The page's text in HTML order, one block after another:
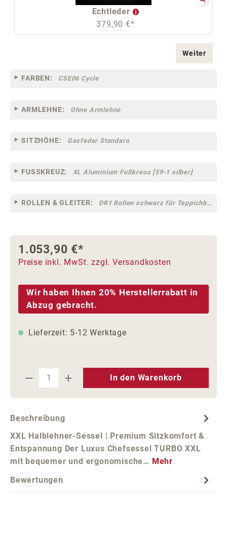
Echtleder
379,90 €*
Weiter
FARBEN: CSE06 Cycle
ARMLEHNE: Ohne Armlehne
SITZHÖHE: Gasfeder Standard
FUSSKREUZ: XL Aluminium Fußkreuz [59-1 silber]
ROLLEN & GLEITER: DR1 Rollen schwarz für Teppichböden [10]
1.053,90 €*
Preise inkl. MwSt. zzgl. Versandkosten
Wir haben Ihnen 20% Herstellerrabatt in
Abzug gebracht.
Lieferzeit: 5-12 Werktage
Produkt Anzahl: Gib den
In den Warenkorb
Beschreibung
XXL Halblehner-Sessel | Premium Sitzkomfort &
Entspannung Der Luxus Chefsessel TURBO XXL
mit bequemer und ergonomische… Mehr
Bewertungen